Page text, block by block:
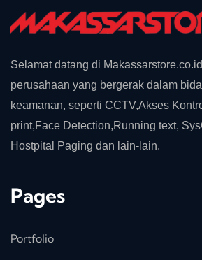
Selamat datang di
perusahaan yang bergerak dalam
keamanan, seperti CCTV,Akses
print,Face Detection,Running text,
Hostpital Paging dan lain-lain.
Pages
Portfolio